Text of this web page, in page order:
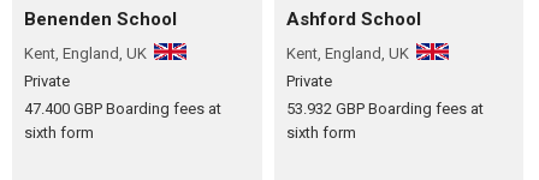
Benenden School
Kent, England, UK
Private
47.400 GBP Boarding fees at
sixth form
Ashford School
Kent, England, UK
Private
53.932 GBP Boarding fees at
sixth form